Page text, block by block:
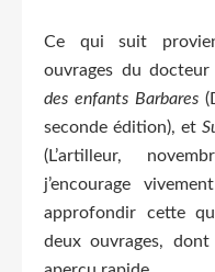
Ce qui suit
ouvrages du
des enfants Barbares
seconde édition), et
(L’artilleur,
j’encourage
approfondir cette
deux ouvrages,